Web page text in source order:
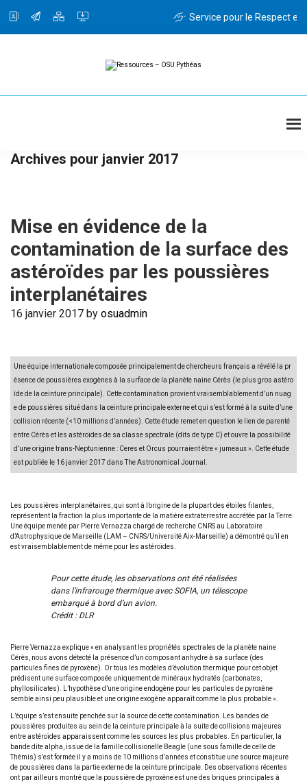
au
principal
à
barre
Service pour le Respect et
Ressources
OSU
Ressources
Archives pour janvier 2017
Mise en évidence de la
contamination de la surface des
astéroïdes par les poussières
interplanétaires
16 janvier 2017 by osuadmin
Une équipe internationale composée principalement de chercheurs français a révélé la pr
ésence de poussières exogènes à la surface de la planète naine Cérès (le plus gros astéro
ïde de la ceinture principale). Cette contamination provient vraisemblablement d’un nuag
e de poussières situé dans la ceinture principale externe et qui s’est formé à la suite d’une
collision récente (<10 millions d’années). Cette étude remet en question le lien de parenté
entre Cérès et les astéroïdes de sa classe spectrale (dits de type C) et ouvre la possibilité
d’une origine trans-Neptunienne : Ceres et Orcus pourraient être « jumeaux ». Cette étude
est publiée le 16 janvier 2017 dans The Astronomical Journal.
Les poussières interplanétaires, qui sont à l’origine de la plupart des étoiles filantes,
représentent la fraction la plus importante de la matière extraterrestre accrétée par la Terre.
Une équipe menée par Pierre Vernazza chargé de recherche CNRS au Laboratoire
d’Astrophysique de Marseille (LAM – CNRS/Université Aix-Marseille) a démontré qu’il en
est vraisemblablement de même pour les astéroïdes.
Pour cette étude, les observations ont été réalisées
dans l’infrarouge thermique avec SOFIA, un télescope
embarqué à bord d’un avion.
Crédit : DLR
Pierre Vernazza explique « en analysant les propriétés spectrales de la planète naine
Cérès, nous avons détecté la présence d’un composant anhydre à sa surface (des
particules fines de pyroxène). Or tous les modèles d’évolution thermique pour cet objet
prédisent une surface composée uniquement de minéraux hydratés (carbonates,
phyllosilicates). L’hypothèse d’une origine endogène pour les particules de pyroxène
semble ainsi peu plausible et une origine exogène apparaît comme la plus probable ».
L’équipe s’est ensuite penchée sur la source de cette contamination. Les bandes de
poussières produites au sein de la ceinture principale à la suite de collisions majeures
entre astéroïdes apparaissent comme les sources les plus probables. En particulier, la
bande dite alpha, issue de la famille collisionelle Beagle (une sous famille de celle de
Thémis) s’est formée il y a moins de 10 millions d’années et constitue une source majeure
de poussières dans la partie externe de la ceinture principale. Des observations récentes
ont par ailleurs montré que la poussière de pyroxène est une des briques principales à